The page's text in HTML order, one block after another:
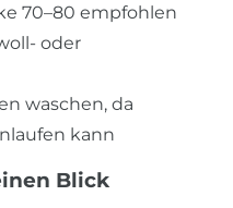
70–80 empfohlen
oder
waschen, da
kann
Blick